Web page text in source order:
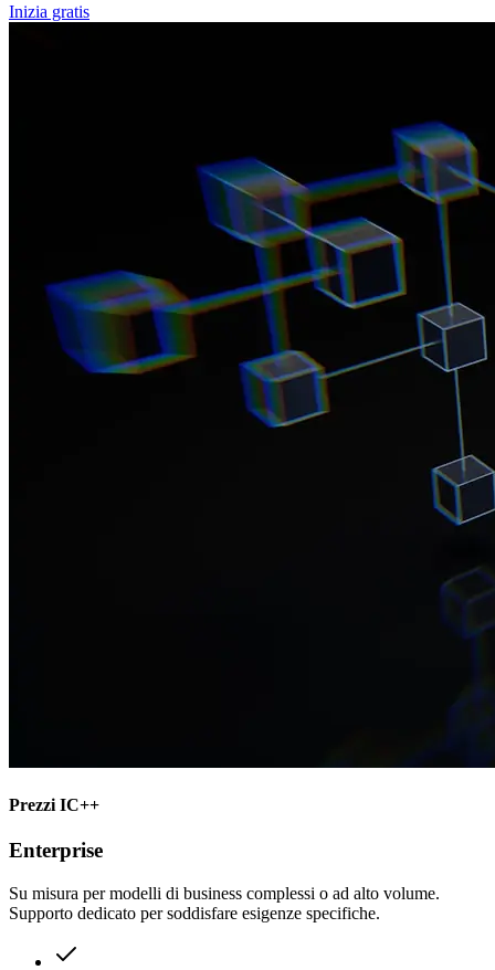
Inizia gratis
Prezzi IC++
Enterprise
Su misura per modelli di business complessi o ad alto volume.
Supporto dedicato per soddisfare esigenze specifiche.